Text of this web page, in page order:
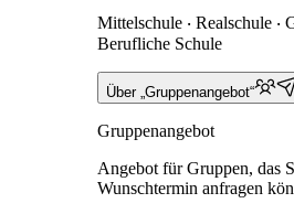
Mittelschule ‧ Realschule ‧
Berufliche Schule
Über „Gruppenangebot“
Gruppenangebot
Angebot für Gruppen, das
Wunschtermin anfragen